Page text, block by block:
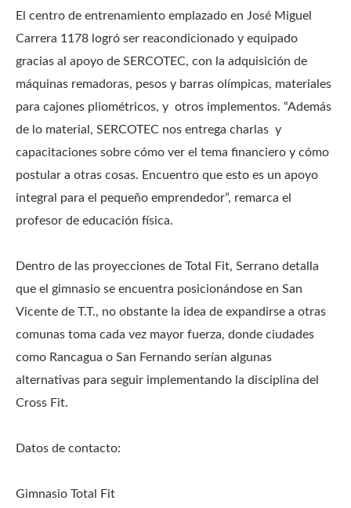
El centro de entrenamiento emplazado en José Miguel
Carrera 1178 logró ser reacondicionado y equipado
gracias al apoyo de SERCOTEC, con la adquisición de
máquinas remadoras, pesos y barras olímpicas, materiales
para cajones pliométricos, y otros implementos. “Además
de lo material, SERCOTEC nos entrega charlas y
capacitaciones sobre cómo ver el tema financiero y cómo
postular a otras cosas. Encuentro que esto es un apoyo
integral para el pequeño emprendedor”, remarca el
profesor de educación física.
Dentro de las proyecciones de Total Fit, Serrano detalla
que el gimnasio se encuentra posicionándose en San
Vicente de T.T., no obstante la idea de expandirse a otras
comunas toma cada vez mayor fuerza, donde ciudades
como Rancagua o San Fernando serían algunas
alternativas para seguir implementando la disciplina del
Cross Fit.
Datos de contacto:
Gimnasio Total Fit